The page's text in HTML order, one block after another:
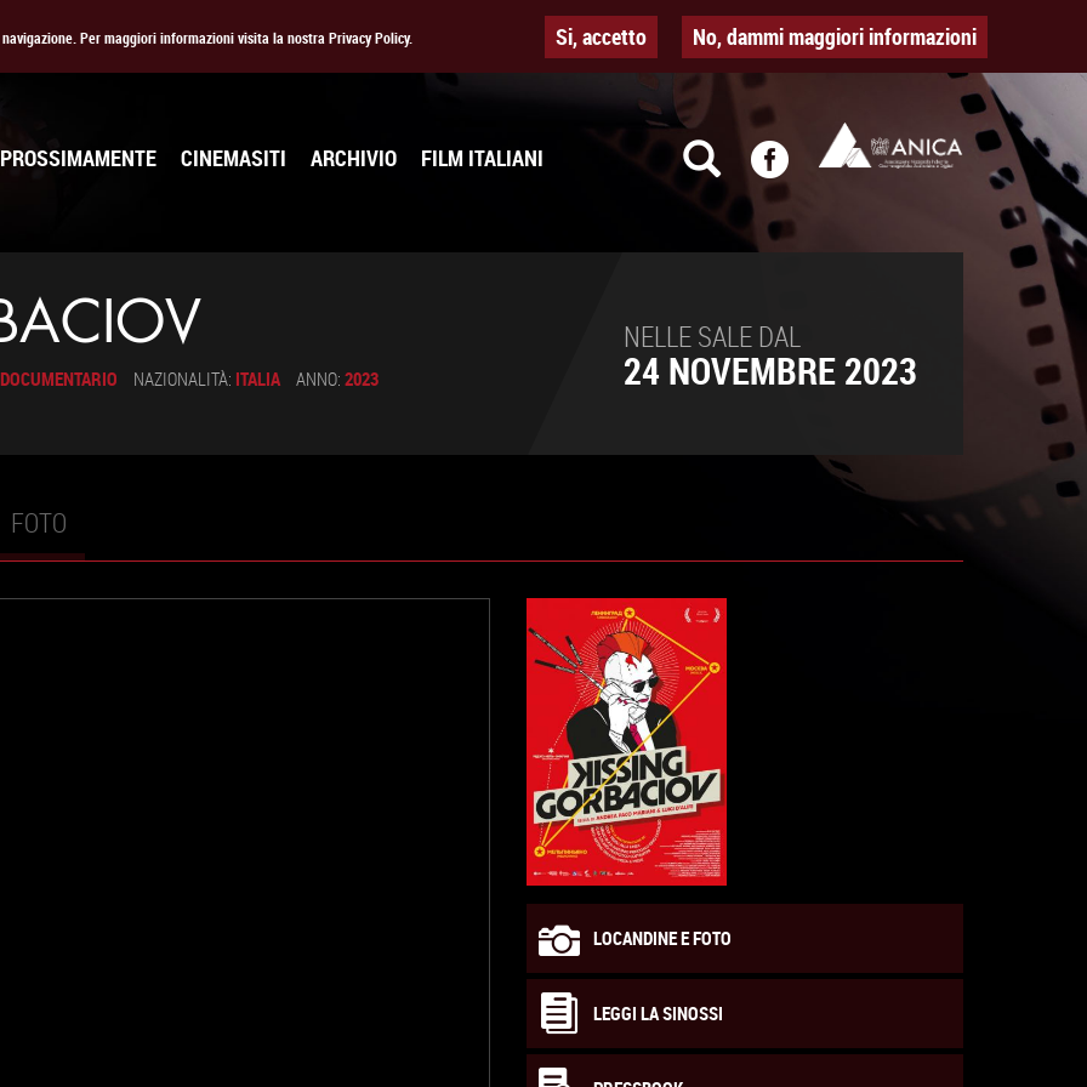
Per maggiori informazioni visita la nostra Privacy Policy. Si, accetto No, dammi maggiori informazioni
PROSSIMAMENTE CINEMASITI ARCHIVIO FILM ITALIANI
DOCUMENTARIO NAZIONALITÀ: ITALIA ANNO: 2023
NELLE SALE DAL
24 NOVEMBRE 2023
FOTO
LOCANDINE E FOTO
LEGGI LA SINOSSI